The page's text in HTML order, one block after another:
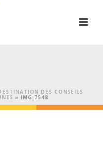
DES CONSEILS
» IMG_7548